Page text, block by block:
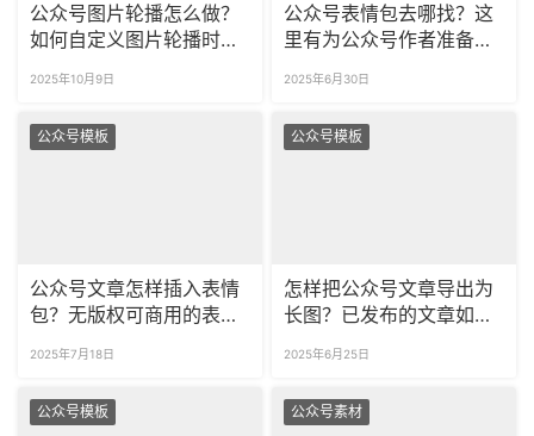
公众号图片轮播怎么做？
如何自定义图片轮播时
2025年10月9日
公众号表情包去哪找？这
里有为公众号作者准备的
2025年6月30日
公众号模板
公众号文章怎样插入表情
包？无版权可商用的表情
2025年7月18日
公众号模板
怎样把公众号文章导出为
长图？已发布的文章如何
2025年6月25日
公众号模板 公众号素材